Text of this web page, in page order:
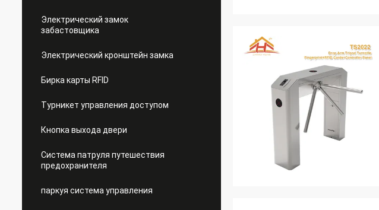
Электрический замок
забастовщика
Электрический кронштейн замка
Бирка карты RFID
Турникет управления доступом
Кнопка выхода двери
Система патруля путешествия
предохранителя
паркуя система управления